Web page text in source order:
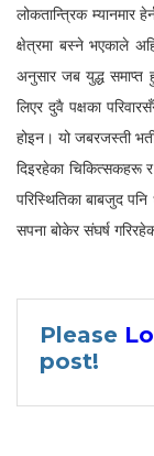
लोकतान्त्रिक म्यानमार
क्षेत्रमा बस्ने भएकाले
अनुसार जब युद्ध समाप्त
लिएर दुवै पक्षका
होइन। यो जबरजस्ती
दिइरहेका चिकित्सकहरू
परिस्थितिका बाबजुद
सपना बोकेर संघर्ष
Please
post!